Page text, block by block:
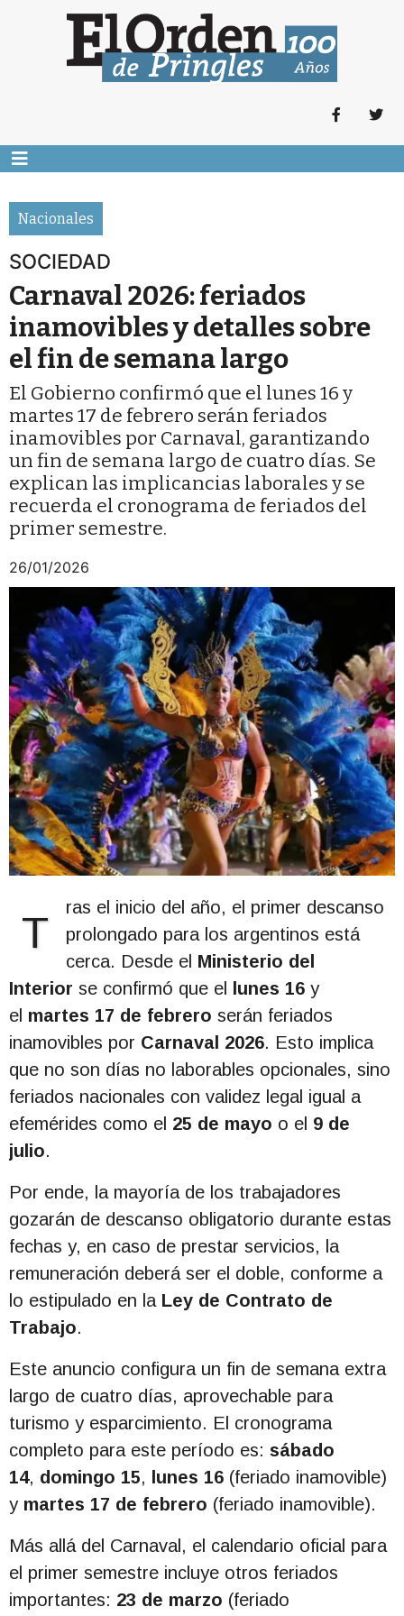
Nacionales
SOCIEDAD
Carnaval 2026: feriados
inamovibles y detalles sobre
el fin de semana largo
El Gobierno confirmó que el lunes 16 y
martes 17 de febrero serán feriados
inamovibles por Carnaval, garantizando
un fin de semana largo de cuatro días. Se
explican las implicancias laborales y se
recuerda el cronograma de feriados del
primer semestre.
26/01/2026
T
ras el inicio del año, el primer descanso
prolongado para los argentinos está
cerca. Desde el Ministerio del
Interior se confirmó que el lunes 16 y
el martes 17 de febrero serán feriados
inamovibles por Carnaval 2026. Esto implica
que no son días no laborables opcionales, sino
feriados nacionales con validez legal igual a
efemérides como el 25 de mayo o el 9 de
julio.
Por ende, la mayoría de los trabajadores
gozarán de descanso obligatorio durante estas
fechas y, en caso de prestar servicios, la
remuneración deberá ser el doble, conforme a
lo estipulado en la Ley de Contrato de
Trabajo.
Este anuncio configura un fin de semana extra
largo de cuatro días, aprovechable para
turismo y esparcimiento. El cronograma
completo para este período es: sábado
14, domingo 15, lunes 16 (feriado inamovible)
y martes 17 de febrero (feriado inamovible).
Más allá del Carnaval, el calendario oficial para
el primer semestre incluye otros feriados
importantes: 23 de marzo (feriado